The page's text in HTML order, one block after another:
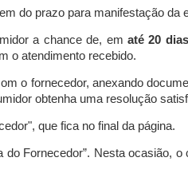
do prazo para manifestação da
a chance de, em até 20 dias
o atendimento recebido.
o fornecedor, anexando
obtenha uma resolução
que fica no final da página.
Fornecedor”. Nesta ocasião,